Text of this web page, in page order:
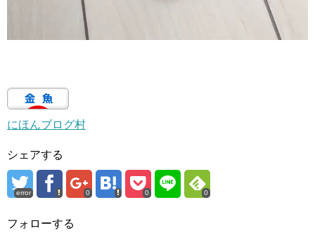
にほんブログ村
シェアする
error 0 0 0
フォローする